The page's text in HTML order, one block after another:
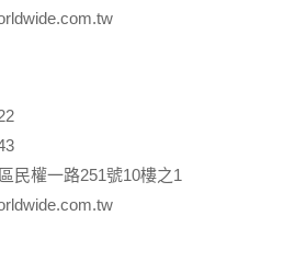
民權一路251號10樓之1